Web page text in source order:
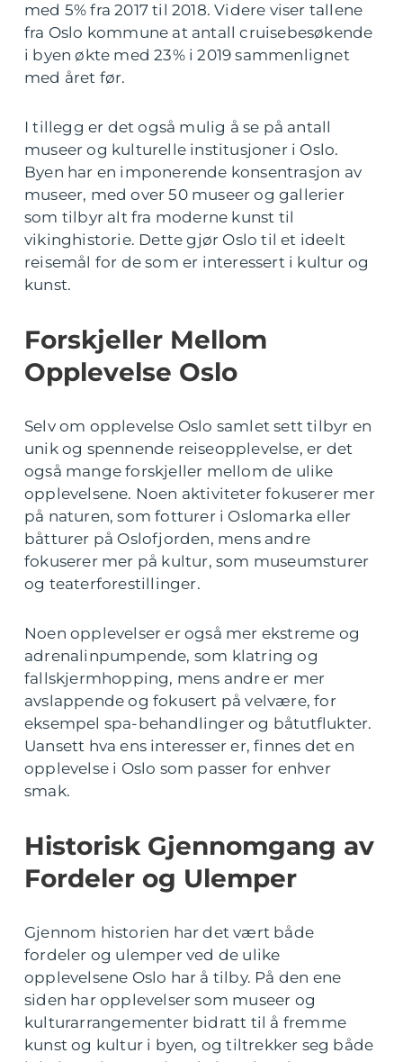
med 5% fra 2017 til 2018. Videre viser tallene
fra Oslo kommune at antall cruisebesøkende
i byen økte med 23% i 2019 sammenlignet
med året før.
I tillegg er det også mulig å se på antall
museer og kulturelle institusjoner i Oslo.
Byen har en imponerende konsentrasjon av
museer, med over 50 museer og gallerier
som tilbyr alt fra moderne kunst til
vikinghistorie. Dette gjør Oslo til et ideelt
reisemål for de som er interessert i kultur og
kunst.
Forskjeller Mellom
Opplevelse Oslo
Selv om opplevelse Oslo samlet sett tilbyr en
unik og spennende reiseopplevelse, er det
også mange forskjeller mellom de ulike
opplevelsene. Noen aktiviteter fokuserer mer
på naturen, som fotturer i Oslomarka eller
båtturer på Oslofjorden, mens andre
fokuserer mer på kultur, som museumsturer
og teaterforestillinger.
Noen opplevelser er også mer ekstreme og
adrenalinpumpende, som klatring og
fallskjermhopping, mens andre er mer
avslappende og fokusert på velvære, for
eksempel spa-behandlinger og båtutflukter.
Uansett hva ens interesser er, finnes det en
opplevelse i Oslo som passer for enhver
smak.
Historisk Gjennomgang av
Fordeler og Ulemper
Gjennom historien har det vært både
fordeler og ulemper ved de ulike
opplevelsene Oslo har å tilby. På den ene
siden har opplevelser som museer og
kulturarrangementer bidratt til å fremme
kunst og kultur i byen, og tiltrekker seg både